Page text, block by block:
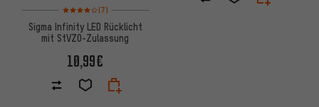
Bewertungen: 4 von 5 basierend auf 7 Bewertungen
(7)
Sigma Infinity LED Rücklicht
mit StVZO-Zulassung
10,99€